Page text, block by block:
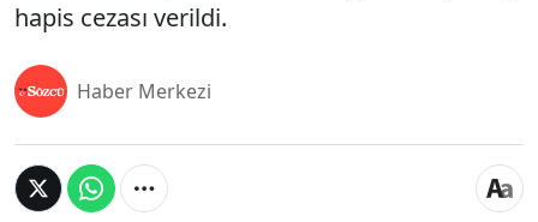
hapis cezası verildi.
Haber Merkezi